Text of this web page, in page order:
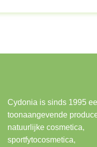
Cydonia is sinds 1995
toonaangevende
natuurlijke cosmetica,
sportfytocosmetica,